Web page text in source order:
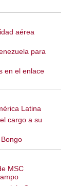
aérea
para
en el enlace
Latina
cargo a su
MSC